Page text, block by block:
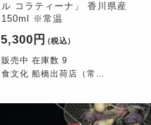
ル コラティーナ」 香川県産
150ml ※常温
5,300円 （税込）
販売中 在庫数 9
食文化 船橋出荷店（常...